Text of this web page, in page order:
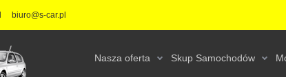
biuro@s-car.pl
Nasza oferta Skup Samochodów